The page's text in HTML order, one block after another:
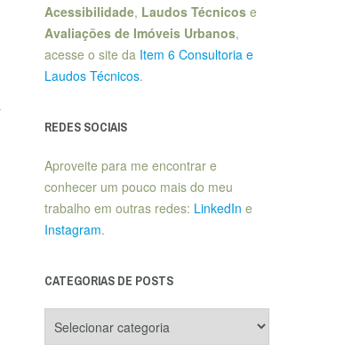
Acessibilidade, Laudos Técnicose
Avaliações de Imóveis Urbanos,
acesse o site da Item 6 Consultoria e
Laudos Técnicos.
REDES SOCIAIS
Aproveite para me encontrar e
conhecer um pouco mais do meu
trabalho em outras redes: LinkedIn e
Instagram.
CATEGORIAS DE POSTS
de